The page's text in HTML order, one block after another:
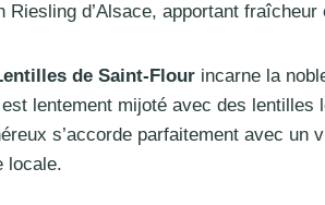
d’Alsace, apportant
de Saint-Flour incarne la
lentement mijoté avec des lentilles
s’accorde parfaitement avec un
locale.